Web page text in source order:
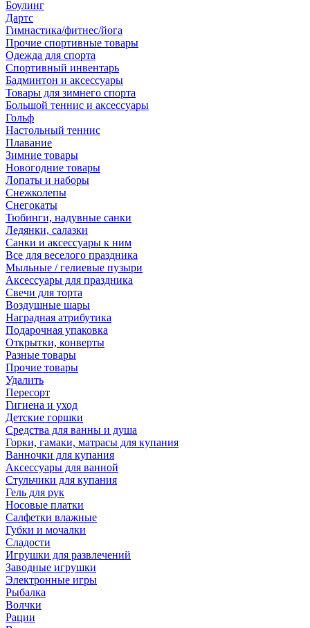
Боулинг
Дартс
Гимнастика/фитнес/йога
Прочие спортивные товары
Одежда для спорта
Спортивный инвентарь
Бадминтон и аксессуары
Товары для зимнего спорта
Большой теннис и аксессуары
Гольф
Настольный теннис
Плавание
Зимние товары
Новогодние товары
Лопаты и наборы
Снежколепы
Снегокаты
Тюбинги, надувные санки
Ледянки, салазки
Санки и аксессуары к ним
Все для веселого праздника
Мыльные / гелиевые пузыри
Аксессуары для праздника
Свечи для торта
Воздушные шары
Наградная атрибутика
Подарочная упаковка
Открытки, конверты
Разные товары
Прочие товары
Удалить
Пересорт
Гигиена и уход
Детские горшки
Средства для ванны и душа
Горки, гамаки, матрасы для купания
Ванночки для купания
Аксессуары для ванной
Стульчики для купания
Гель для рук
Носовые платки
Салфетки влажные
Губки и мочалки
Сладости
Игрушки для развлечений
Заводные игрушки
Электронные игры
Рыбалка
Волчки
Рации